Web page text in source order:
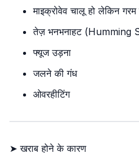
माइक्रोवेव चालू हो लेकिन
तेज़ भनभनाहट (Humming
फ्यूज उड़ना
जलने की गंध
ओवरहीटिंग
➤ खराब होने के कारण